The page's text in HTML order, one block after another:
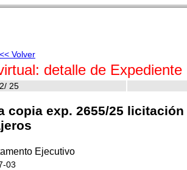
<< Volver
detalle de Expediente
25
copia exp. 2655/25
Ejecutivo
03